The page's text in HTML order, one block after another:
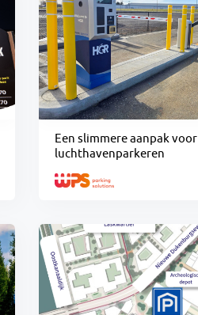
Een slimmere aanpak voor
luchthavenparkeren